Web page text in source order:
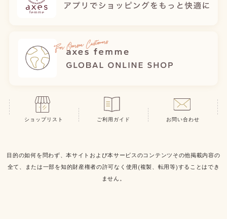
ショップリスト ご利用ガイド お問い合わせ
目的の如何を問わず、本サイトおよび本サービスのコンテンツその他掲載内容の
全て、または一部を知的財産権者の許可なく使用(複製、転用等)することはでき
ません。